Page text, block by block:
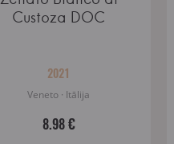
Custoza DOC
2021
Veneto · Itālija
8.98 €